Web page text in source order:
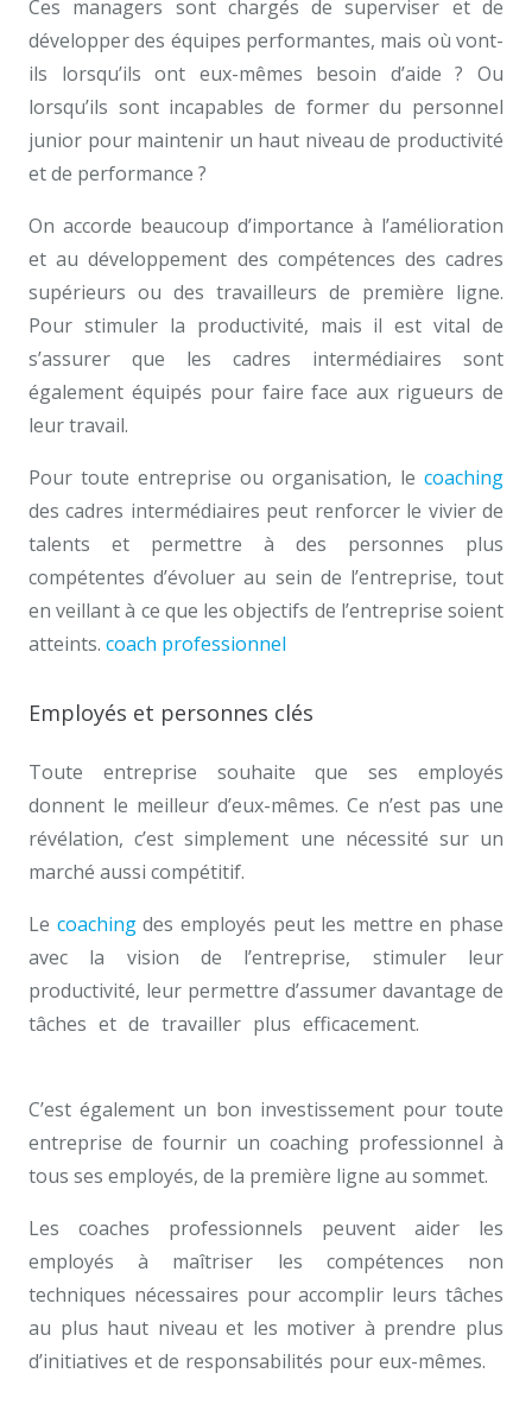
Ces managers sont chargés de superviser et de
développer des équipes performantes, mais où vont-
ils lorsqu’ils ont eux-mêmes besoin d’aide ? Ou
lorsqu’ils sont incapables de former du personnel
junior pour maintenir un haut niveau de productivité
et de performance ?
On accorde beaucoup d’importance à l’amélioration
et au développement des compétences des cadres
supérieurs ou des travailleurs de première ligne.
Pour stimuler la productivité, mais il est vital de
s’assurer que les cadres intermédiaires sont
également équipés pour faire face aux rigueurs de
leur travail.
Pour toute entreprise ou organisation, le coaching
des cadres intermédiaires peut renforcer le vivier de
talents et permettre à des personnes plus
compétentes d’évoluer au sein de l’entreprise, tout
en veillant à ce que les objectifs de l’entreprise soient
atteints. coach professionnel
Employés et personnes clés
Toute entreprise souhaite que ses employés
donnent le meilleur d’eux-mêmes. Ce n’est pas une
révélation, c’est simplement une nécessité sur un
marché aussi compétitif.
Le coachingdes employés peut les mettre en phase
avec la vision de l’entreprise, stimuler leur
productivité, leur permettre d’assumer davantage de
tâches et de travailler plus efficacement.
C’est également un bon investissement pour toute
entreprise de fournir un coaching professionnel à
tous ses employés, de la première ligne au sommet.
Les coaches professionnels peuvent aider les
employés à maîtriser les compétences non
techniques nécessaires pour accomplir leurs tâches
au plus haut niveau et les motiver à prendre plus
d’initiatives et de responsabilités pour eux-mêmes.